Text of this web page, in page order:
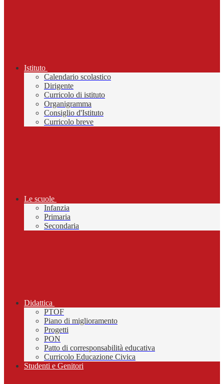
Istituto
Calendario scolastico
Dirigente
Curricolo di istituto
Organigramma
Consiglio d'Istituto
Curricolo breve
Le scuole
Infanzia
Primaria
Secondaria
Didattica
PTOF
Piano di miglioramento
Progetti
PON
Patto di corresponsabilità educativa
Curricolo Educazione Civica
Studenti e Genitori